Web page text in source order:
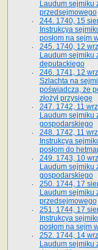
Laudum sejmiku
przedsejmowego
244. 1740, 15
Instrukcya
posłom na sejm
245. 1740, 12
Laudum sejmiku
deputackiego
246. 1741, 12
Szlachta na
poświadcza, że
złożył przysięgę
247. 1742, 11
Laudum sejmiku
gospodarskiego
248. 1742, 11
Instrukcya
posłom do
249. 1743, 10
Laudum sejmiku
gospodarskiego
250. 1744, 17
Laudum sejmiku
przedsejmowego
251. 1744, 17
Instrukcya
posłom na sejm
252. 1744, 14
Laudum sejmiku